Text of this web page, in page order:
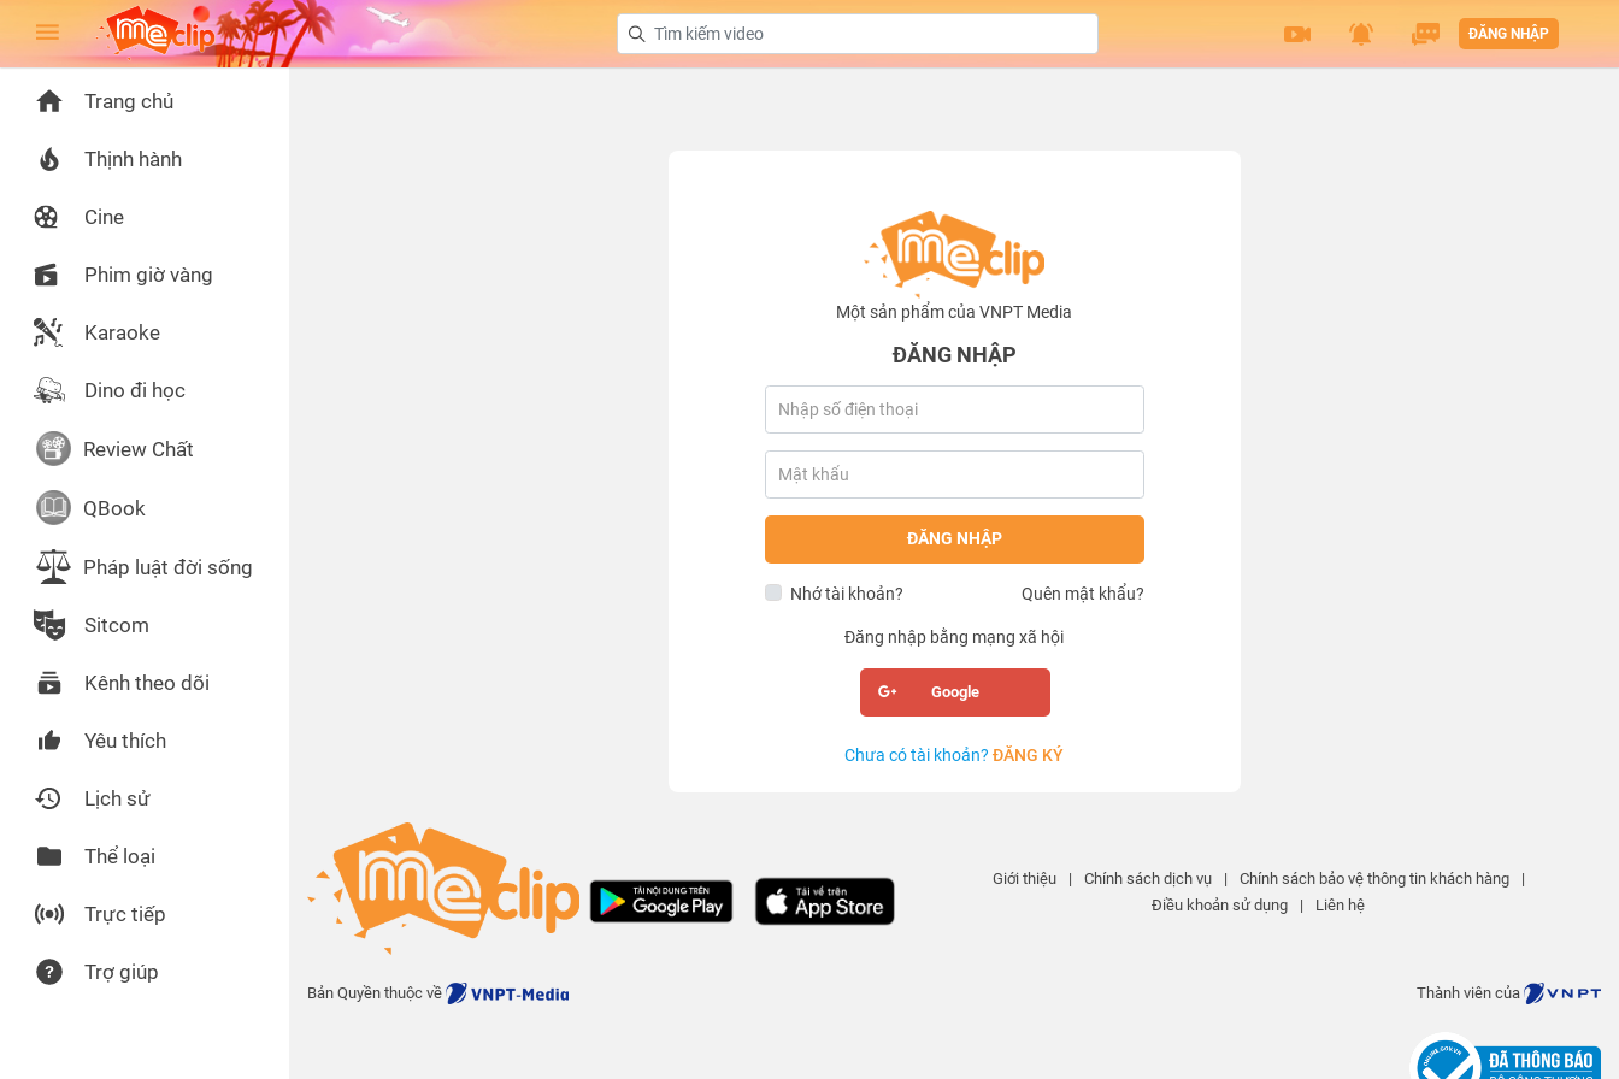
Trang chủ
Thịnh hành
Cine
Phim giờ vàng
Karaoke
Dino đi học
Review Chất
QBook
Pháp luật đời sống
Sitcom
Kênh theo dõi
Yêu thích
Lịch sử
Thể loại
Trực tiếp
Trợ giúp
ĐĂNG NHẬP
Một sản phẩm của VNPT Media
ĐĂNG NHẬP
ĐĂNG NHẬP
Nhớ tài khoản? Quên mật khẩu?
Đăng nhập bằng mạng xã hội
Google
Chưa có tài khoản? ĐĂNG KÝ
Giới thiệu | Chính sách dịch vụ | Chính sách bảo vệ thông tin khách hàng
|
Điều khoản sử dụng
| Liên hệ
Bản Quyền thuộc về Thành viên của